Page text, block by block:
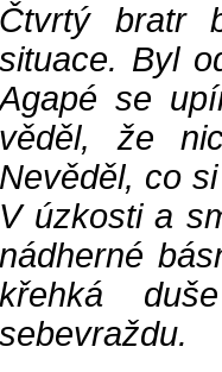
Čtvrtý bratr
situace. Byl
Agapé se
věděl, že
Nevěděl, co
V úzkosti a
nádherné
křehká
sebevraždu.